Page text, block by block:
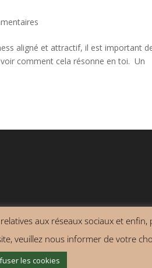
aligné et attractif, il est important
comment cela résonne en toi. Un
aux réseaux sociaux et
veuillez nous informer de votre
les cookies